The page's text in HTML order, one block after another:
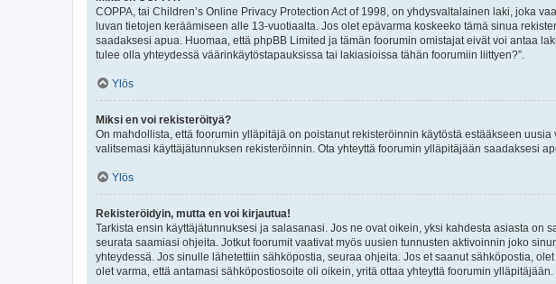
COPPA, tai Children’s Online Privacy Protection Act of 1998, on yhdysvaltalainen laki, joka
luvan tietojen keräämiseen alle 13-vuotiaalta. Jos olet epävarma koskeeko tämä sinua
saadaksesi apua. Huomaa, että phpBB Limited ja tämän foorumin omistajat eivät voi antaa
tulee olla yhteydessä väärinkäytöstapauksissa tai lakiasioissa tähän foorumiin liittyen?”.
Ylös
Miksi en voi rekisteröityä?
On mahdollista, että foorumin ylläpitäjä on poistanut rekisteröinnin käytöstä estääkseen
valitsemasi käyttäjätunnuksen rekisteröinnin. Ota yhteyttä foorumin ylläpitäjään saadaksesi
Ylös
Rekisteröidyin, mutta en voi kirjautua!
Tarkista ensin käyttäjätunnuksesi ja salasanasi. Jos ne ovat oikein, yksi kahdesta asiasta
seurata saamiasi ohjeita. Jotkut foorumit vaativat myös uusien tunnusten aktivoinnin joko
yhteydessä. Jos sinulle lähetettiin sähköpostia, seuraa ohjeita. Jos et saanut sähköpostia,
olet varma, että antamasi sähköpostiosoite oli oikein, yritä ottaa yhteyttä foorumin ylläpitäjään.